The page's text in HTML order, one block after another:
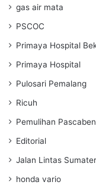
gas air mata
PSCOC
Primaya Hospital
Primaya Hospital
Pulosari Pemalang
Ricuh
Pemulihan
Editorial
Jalan Lintas
honda vario